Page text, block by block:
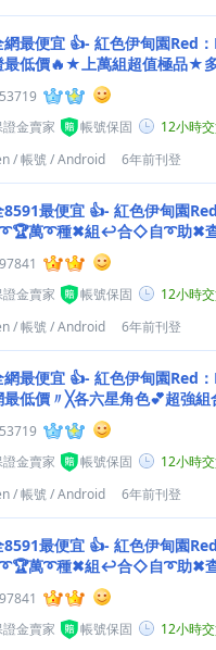
網最便宜 👍- 紅色伊甸園Red
最低價🔥★上萬組超值極品★
證金賣家 帳號保固
12小時
/帳號/Android 6年前刊登
8591最便宜 👍- 紅色伊甸園
萬➰種✖組↩合◇自➰助✖
證金賣家 帳號保固
12小時
/帳號/Android 6年前刊登
網最便宜 👍- 紅色伊甸園Red
低價〃╳各六星角色💕超強組
證金賣家 帳號保固
12小時
/帳號/Android 6年前刊登
8591最便宜 👍- 紅色伊甸園
萬➰種✖組↩合◇自➰助✖
證金賣家 帳號保固
12小時